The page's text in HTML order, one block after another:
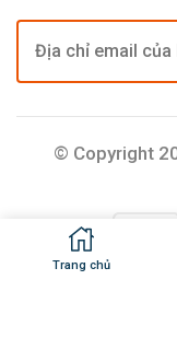
Trang chủ
© Copyright